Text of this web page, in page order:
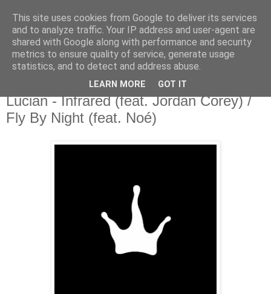
csgmblog
...music that's real...
środa, 18 maja 2016
Lucian - Infrared (feat. Jordan Corey) /
Fly By Night (feat. Noé)
This site uses cookies from Google to deliver its services
and to analyze traffic. Your IP address and user-agent are
shared with Google along with performance and security
metrics to ensure quality of service, generate usage
statistics, and to detect and address abuse.
LEARN MORE GOT IT